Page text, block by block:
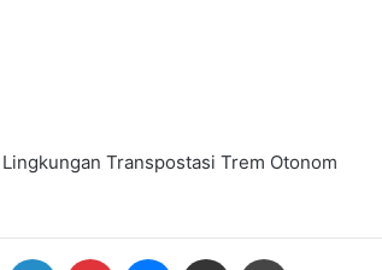
Lingkungan Transpostasi Trem Otonom
LinkedIn Pinterest Messenger
Share via Email